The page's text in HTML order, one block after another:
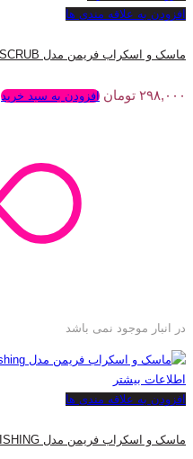
افزودن به علاقه مندی ها
ماسک و اسکراب فریمن مدل FACIAL SCRUB لیمو حجم 175
۲۹۸,۰۰۰ تومان افزودن به سبد خرید
در انبار موجود نمی باشد
اطلاعات بیشتر
افزودن به علاقه مندی ها
ماسک و اسکراب فریمن مدل POLISHING حجم 175 میلی لیتر